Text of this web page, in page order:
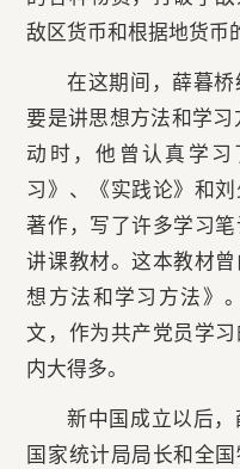
敌区货币和根据地货币
在这期间，薛暮
要是讲思想方法和学
动时，他曾认真学
习》、《实践论》和
著作，写了许多学习
讲课教材。这本教材
想方法和学习方法》
文，作为共产党员学
内大得多。
新中国成立以后，
国家统计局局长和全